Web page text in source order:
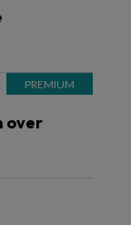
over